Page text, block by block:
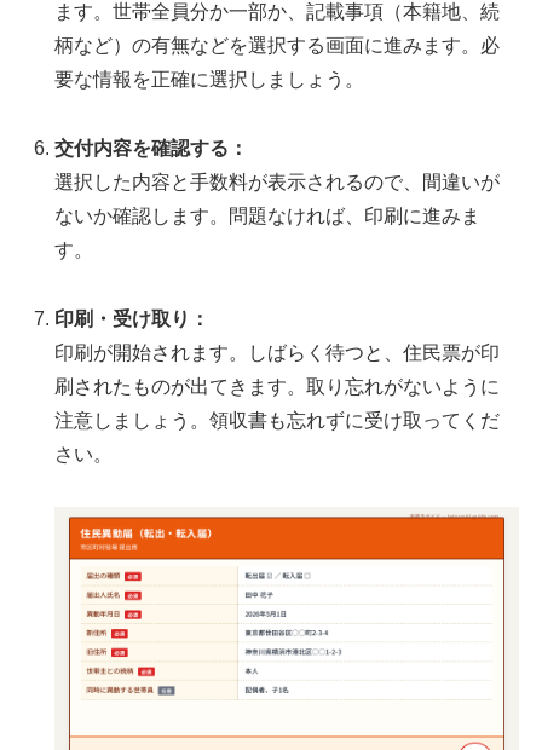
ます。世帯全員分か一部か、記載事項（本籍地、続
柄など）の有無などを選択する画面に進みます。必
要な情報を正確に選択しましょう。
交付内容を確認する：
選択した内容と手数料が表示されるので、間違いが
ないか確認します。問題なければ、印刷に進みま
す。
印刷・受け取り：
印刷が開始されます。しばらく待つと、住民票が印
刷されたものが出てきます。取り忘れがないように
注意しましょう。領収書も忘れずに受け取ってくだ
さい。